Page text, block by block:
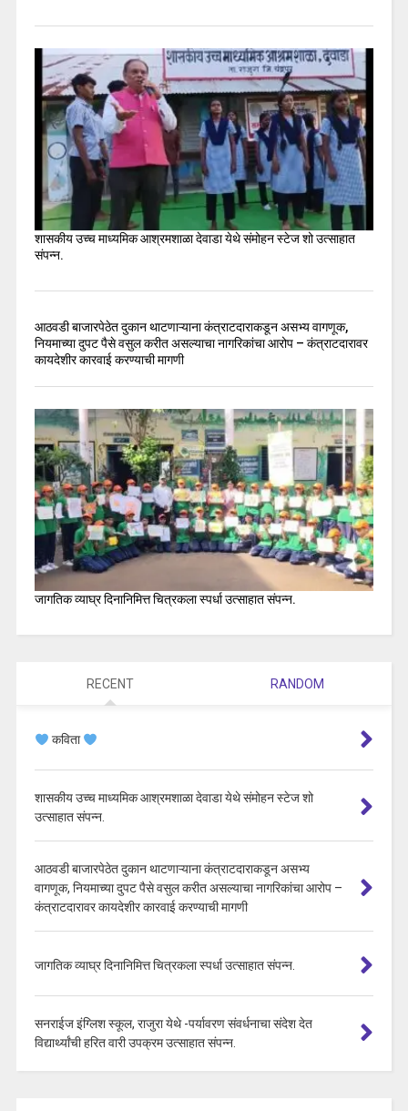
शासकीय उच्च माध्यमिक आश्रमशाळा देवाडा येथे संमोहन स्टेज शो उत्साहात
संपन्न.
आठवडी बाजारपेठेत दुकान थाटणाऱ्याना कंत्राटदाराकडून असभ्य वागणूक,
नियमाच्या दुपट पैसे वसुल करीत असल्याचा नागरिकांचा आरोप – कंत्राटदारावर
कायदेशीर कारवाई करण्याची मागणी
जागतिक व्याघ्र दिनानिमित्त चित्रकला स्पर्धा उत्साहात संपन्न.
RECENT RANDOM
कविता
शासकीय उच्च माध्यमिक आश्रमशाळा देवाडा येथे संमोहन स्टेज शो
उत्साहात संपन्न.
आठवडी बाजारपेठेत दुकान थाटणाऱ्याना कंत्राटदाराकडून असभ्य
वागणूक, नियमाच्या दुपट पैसे वसुल करीत असल्याचा नागरिकांचा आरोप –
कंत्राटदारावर कायदेशीर कारवाई करण्याची मागणी
जागतिक व्याघ्र दिनानिमित्त चित्रकला स्पर्धा उत्साहात संपन्न.
सनराईज इंग्लिश स्कूल, राजुरा येथे -पर्यावरण संवर्धनाचा संदेश देत
विद्यार्थ्यांची हरित वारी उपक्रम उत्साहात संपन्न.